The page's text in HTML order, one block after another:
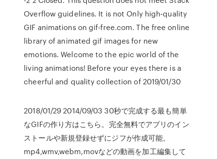
Overflow guidelines. It is not Only high-quality
GIF animations on gif-free.com. The free online
library of animated gif images for new
emotions. Welcome to the epic world of the
living animations! Before your eyes there is a
cheerful and quality collection of 2019/01/30
2018/01/29 2014/09/03 30秒で完成する最も簡単
なGIFの作り方はこちら。完全無料でアプリのイン
ストールや新規登録せずにジフが作成可能。
mp4,wmv,webm,movなどの動画を加工編集して